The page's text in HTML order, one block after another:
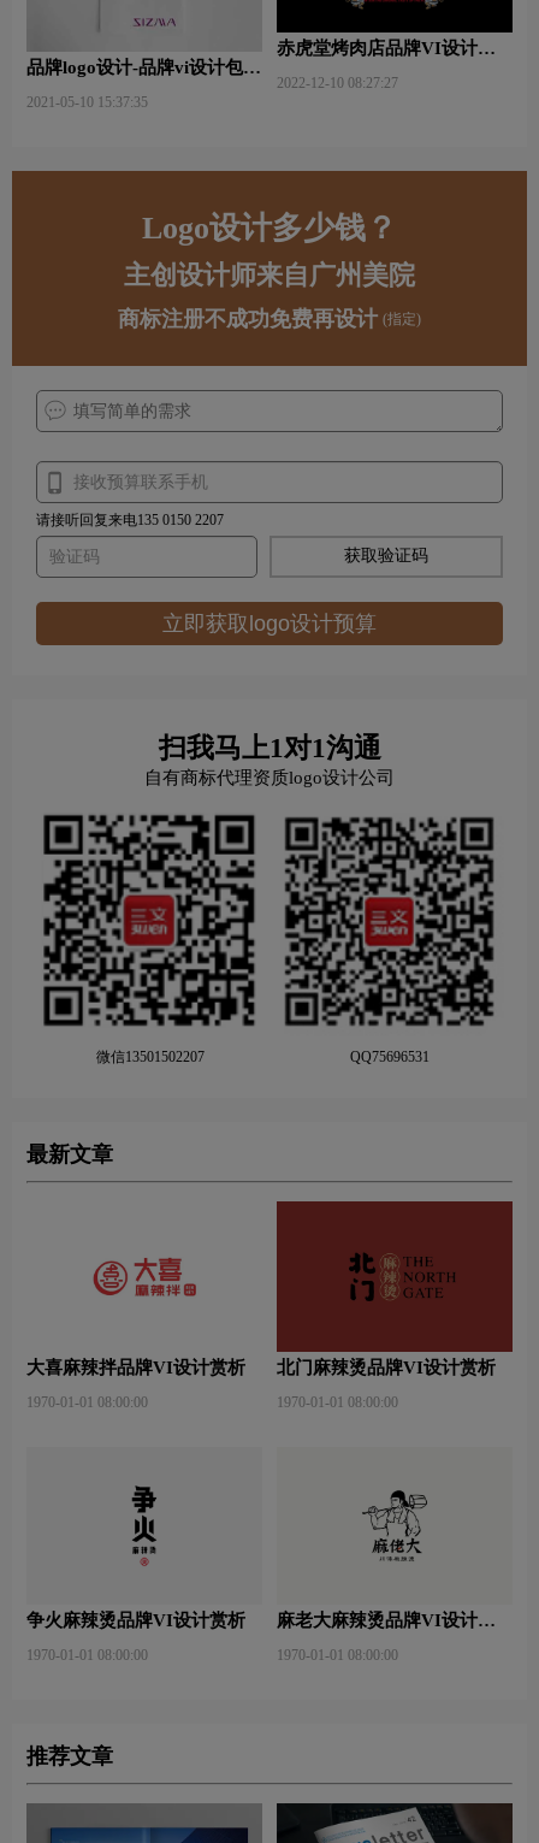
品牌logo设计-品牌vi设计包括
2021-05-10 15:37:35
赤虎堂烤肉店品牌VI设计赏
2022-12-10 08:27:27
Logo设计多少钱？
主创设计师来自广州美院
商标注册不成功免费再设计 (指定)
请接听回复来电135 0150 2207
获取验证码
立即获取logo设计预算
扫我马上1对1沟通
自有商标代理资质logo设计公司
微信13501502207 QQ75696531
最新文章
大喜麻辣拌品牌VI设计赏析
1970-01-01 08:00:00
北门麻辣烫品牌VI设计赏析
1970-01-01 08:00:00
争火麻辣烫品牌VI设计赏析
1970-01-01 08:00:00
麻老大麻辣烫品牌VI设计赏
1970-01-01 08:00:00
推荐文章